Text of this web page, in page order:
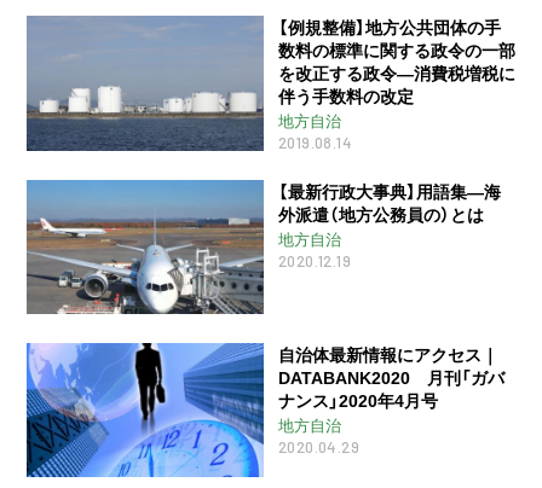
【例規整備】地方公共団体の手
数料の標準に関する政令の一部
を改正する政令―消費税増税に
伴う手数料の改定
地方自治
2019.08.14
【最新行政大事典】用語集―海
外派遣（地方公務員の）とは
地方自治
2020.12.19
自治体最新情報にアクセス｜
DATABANK2020 月刊「ガバ
ナンス」2020年4月号
地方自治
2020.04.29